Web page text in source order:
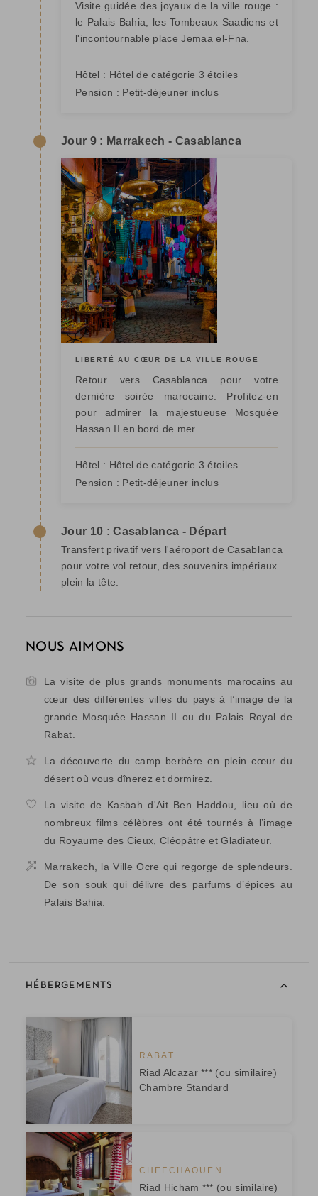
Visite guidée des joyaux de la ville rouge :
le Palais Bahia, les Tombeaux Saadiens et
l'incontournable place Jemaa el-Fna.
Hôtel : Hôtel de catégorie 3 étoiles
Pension : Petit-déjeuner inclus
Jour 9 : Marrakech - Casablanca
LIBERTÉ AU CŒUR DE LA VILLE ROUGE
Retour vers Casablanca pour votre
dernière soirée marocaine. Profitez-en
pour admirer la majestueuse Mosquée
Hassan II en bord de mer.
Hôtel : Hôtel de catégorie 3 étoiles
Pension : Petit-déjeuner inclus
Jour 10 : Casablanca - Départ
Transfert privatif vers l'aéroport de Casablanca
pour votre vol retour, des souvenirs impériaux
plein la tête.
NOUS AIMONS
La visite de plus grands monuments marocains au
cœur des différentes villes du pays à l’image de la
grande Mosquée Hassan II ou du Palais Royal de
Rabat.
La découverte du camp berbère en plein cœur du
désert où vous dînerez et dormirez.
La visite de Kasbah d'Ait Ben Haddou, lieu où de
nombreux films célèbres ont été tournés à l’image
du Royaume des Cieux, Cléopâtre et Gladiateur.
Marrakech, la Ville Ocre qui regorge de splendeurs.
De son souk qui délivre des parfums d’épices au
Palais Bahia.
HÉBERGEMENTS
RABAT
Riad Alcazar *** (ou similaire)
Chambre Standard
CHEFCHAOUEN
Riad Hicham *** (ou similaire)